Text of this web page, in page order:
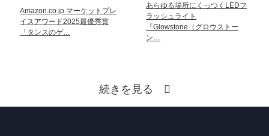
Amazon.co.jp マーケットプレ
イスアワード2025最優秀賞
「タンスのゲ…
あらゆる場所にくっつくLEDフ
ラッシュライト
『Glowstone（グロウストー
ン…
続きを見る